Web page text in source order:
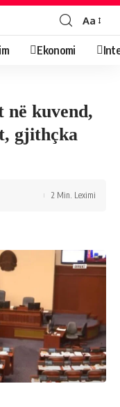
Aa
Ekonomi
në kuvend,
gjithçka
2 Min. Leximi